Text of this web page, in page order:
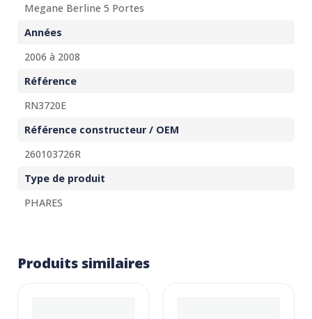
Megane Berline 5 Portes
Années
2006 à 2008
Référence
RN3720E
Référence constructeur / OEM
260103726R
Type de produit
PHARES
Produits similaires